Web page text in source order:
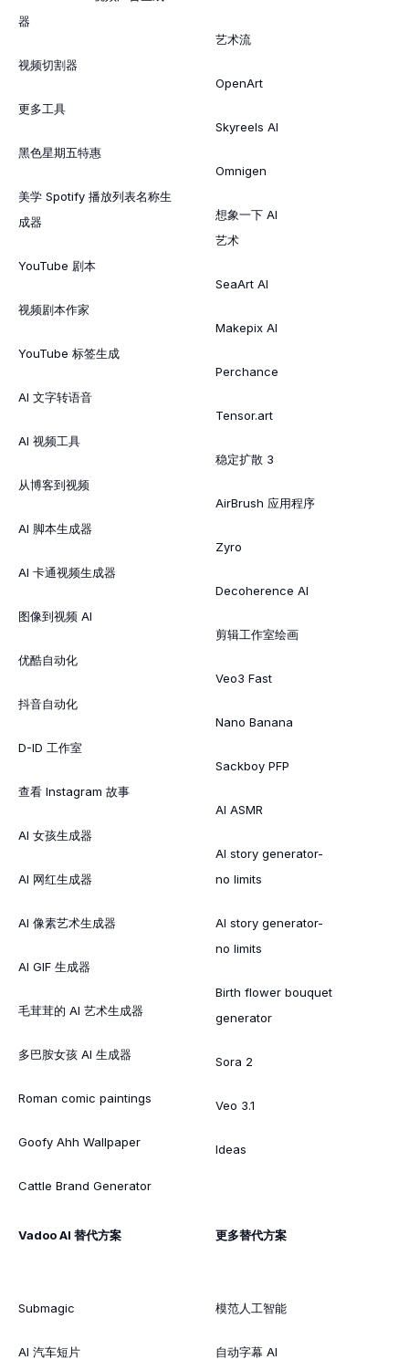
器
视频切割器
更多工具
黑色星期五特惠
美学 Spotify 播放列表名称生
成器
YouTube 剧本
视频剧本作家
YouTube 标签生成
AI 文字转语音
AI 视频工具
从博客到视频
AI 脚本生成器
AI 卡通视频生成器
图像到视频 AI
优酷自动化
抖音自动化
D-ID 工作室
查看 Instagram 故事
AI 女孩生成器
AI 网红生成器
AI 像素艺术生成器
AI GIF 生成器
毛茸茸的 AI 艺术生成器
多巴胺女孩 AI 生成器
Roman comic paintings
Goofy Ahh Wallpaper
Cattle Brand Generator
艺术流
OpenArt
Skyreels AI
Omnigen
想象一下 AI
艺术
SeaArt AI
Makepix AI
Perchance
Tensor.art
稳定扩散 3
AirBrush 应用程序
Zyro
Decoherence AI
剪辑工作室绘画
Veo3 Fast
Nano Banana
Sackboy PFP
AI ASMR
AI story generator-
no limits
AI story generator-
no limits
Birth flower bouquet
generator
Sora 2
Veo 3.1
Ideas
Vadoo AI 替代方案
Submagic
AI 汽车短片
更多替代方案
模范人工智能
自动字幕 AI